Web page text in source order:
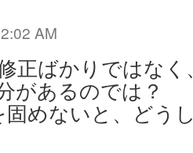
AM
正ばかりではな
があるのでは？
固めないと、どう